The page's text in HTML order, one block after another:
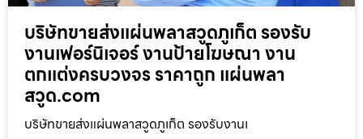
บริษัทขายส่งแผ่นพลาสวูดภูเก็ต รองรับ
งานเฟอร์นิเจอร์ งานป้ายโฆษณา งาน
ตกแต่งครบวงจร ราคาถูก แผ่นพลา
สวูด.com
บริษัทขายส่งแผ่นพลาสวูดภูเก็ต รองรับงานเ